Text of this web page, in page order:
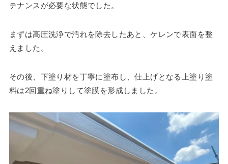
テナンスが必要な状態でした。
まずは高圧洗浄で汚れを除去したあと、ケレンで表面を整
えました。
その後、下塗り材を丁寧に塗布し、仕上げとなる上塗り塗
料は2回重ね塗りして塗膜を形成しました。